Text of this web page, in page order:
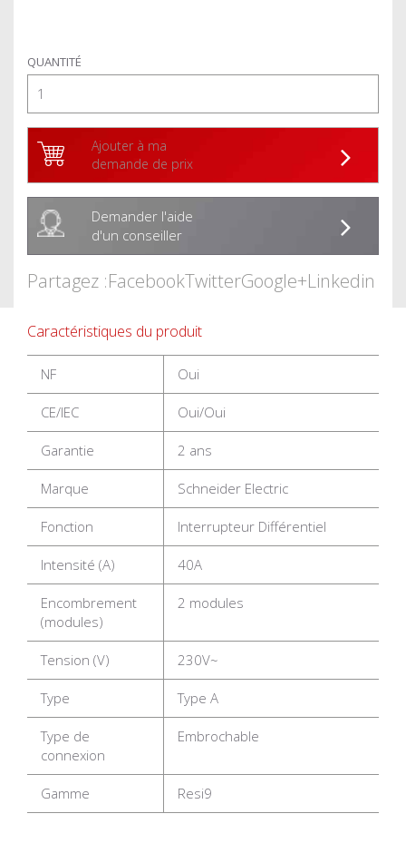
QUANTITÉ
Ajouter à ma
demande de prix
Demander l'aide
d'un conseiller
Partagez :FacebookTwitterGoogle+Linkedin
Caractéristiques du produit
NF Oui
CE/IEC Oui/Oui
Garantie 2 ans
Marque Schneider Electric
Fonction Interrupteur Différentiel
Intensité (A) 40A
Encombrement
(modules)
2 modules
Tension (V) 230V~
Type Type A
Type de
connexion
Embrochable
Gamme Resi9